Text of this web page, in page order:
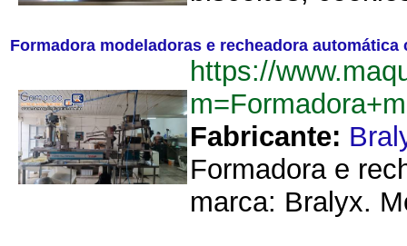
Formadora modeladoras e recheadora
https://
Fabricante:
Formadora e
marca: Bralyx.